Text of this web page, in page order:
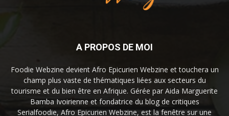
A PROPOS DE MOI
Foodie Webzine devient Afro Epicurien Webzine et touchera un
champ plus vaste de thématiques liées aux secteurs du
tourisme et du bien être en Afrique. Gérée par Aida Marguerite
Bamba Ivoirienne et fondatrice du blog de critiques
Serialfoodie, Afro Epicurien Webzine, est la fenêtre sur une